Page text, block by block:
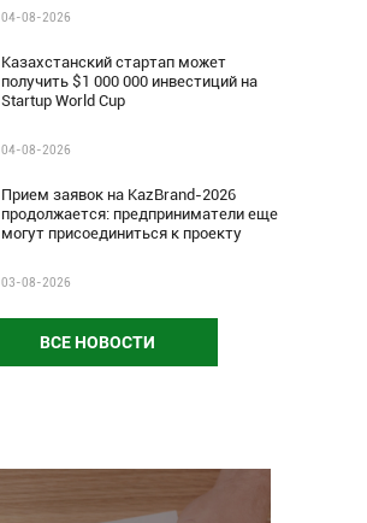
04-08-2026
Казахстанский стартап может
получить $1 000 000 инвестиций на
Startup World Cup
04-08-2026
Прием заявок на KazBrand-2026
продолжается: предприниматели еще
могут присоединиться к проекту
03-08-2026
ВСЕ НОВОСТИ